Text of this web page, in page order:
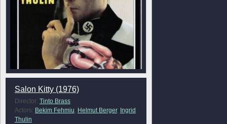
Salon Kitty (1976)
Director: Tinto Brass
Actors: Bekim Fehmiu, Helmut Berger, Ingrid
Thulin